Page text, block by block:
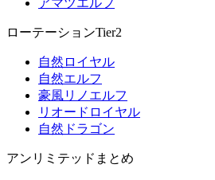
アマツエルフ
ローテーションTier2
自然ロイヤル
自然エルフ
豪風リノエルフ
リオードロイヤル
自然ドラゴン
アンリミテッドまとめ